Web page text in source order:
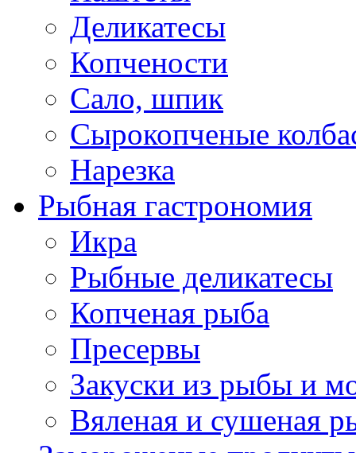
Деликатесы
Копчености
Сало, шпик
Сырокопченые
Нарезка
Рыбная гастрономия
Икра
Рыбные деликатесы
Копченая рыба
Пресервы
Закуски из рыбы и
Вяленая и сушеная